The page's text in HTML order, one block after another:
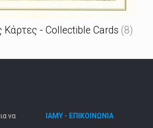
Κάρτες - Collectible Cards (8)
να
ΙΑΜΥ - ΕΠΙΚΟΙΝΩΝΙΑ